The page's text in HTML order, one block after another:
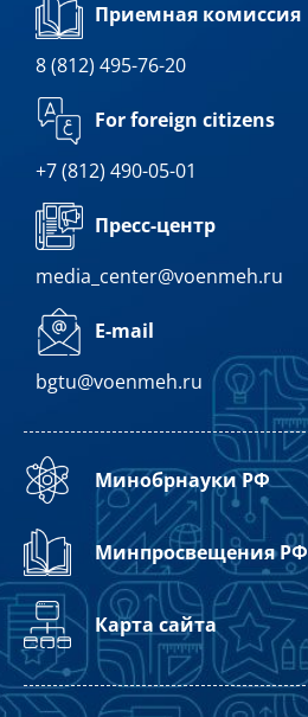
Приемная комиссия
8 (812) 495-76-20
For foreign citizens
+7 (812) 490-05-01
Пресс-центр
media_center@voenmeh.ru
E-mail
bgtu@voenmeh.ru
Минобрнауки РФ
Минпросвещения РФ
Карта сайта